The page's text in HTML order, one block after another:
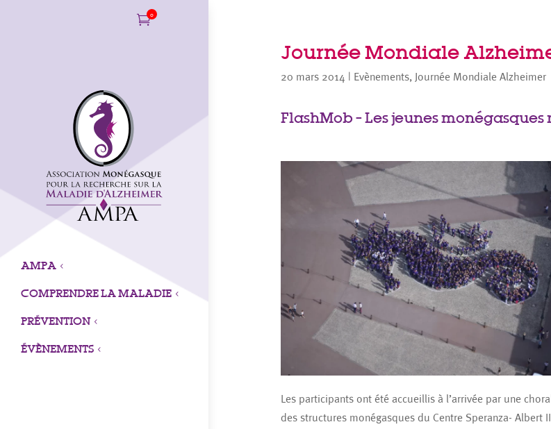
0
AMPA 3
COMPRENDRE LA MALADIE 3
PRÉVENTION3
ÉVÈNEMENTS 3
Journée Mondiale
20 mars 2014 | Evènements, Journée Mondiale Alzheimer
FlashMob – Les jeunes
Les participants ont été accueillis à l’arrivée par une
des structures monégasques du Centre Speranza- Albert